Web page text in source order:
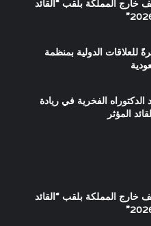
خارج المملكة بلقب “القائد
للعلاقات الدولية بمنظمة
الفخرية في ريادة
المؤثر
خارج المملكة بلقب “القائد